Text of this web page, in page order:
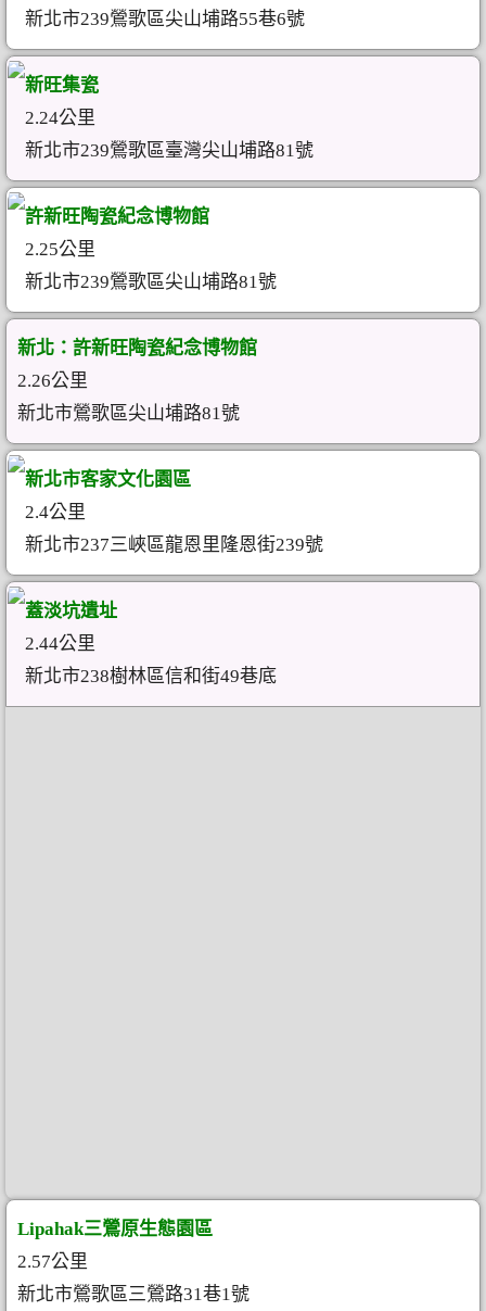
新北市239鶯歌區尖山埔路55巷6號
新旺集瓷
2.24公里
新北市239鶯歌區臺灣尖山埔路81號
許新旺陶瓷紀念博物館
2.25公里
新北市239鶯歌區尖山埔路81號
新北：許新旺陶瓷紀念博物館
2.26公里
新北市鶯歌區尖山埔路81號
新北市客家文化園區
2.4公里
新北市237三峽區龍恩里隆恩街239號
蓋淡坑遺址
2.44公里
新北市238樹林區信和街49巷底
Lipahak三鶯原生態園區
2.57公里
新北市鶯歌區三鶯路31巷1號